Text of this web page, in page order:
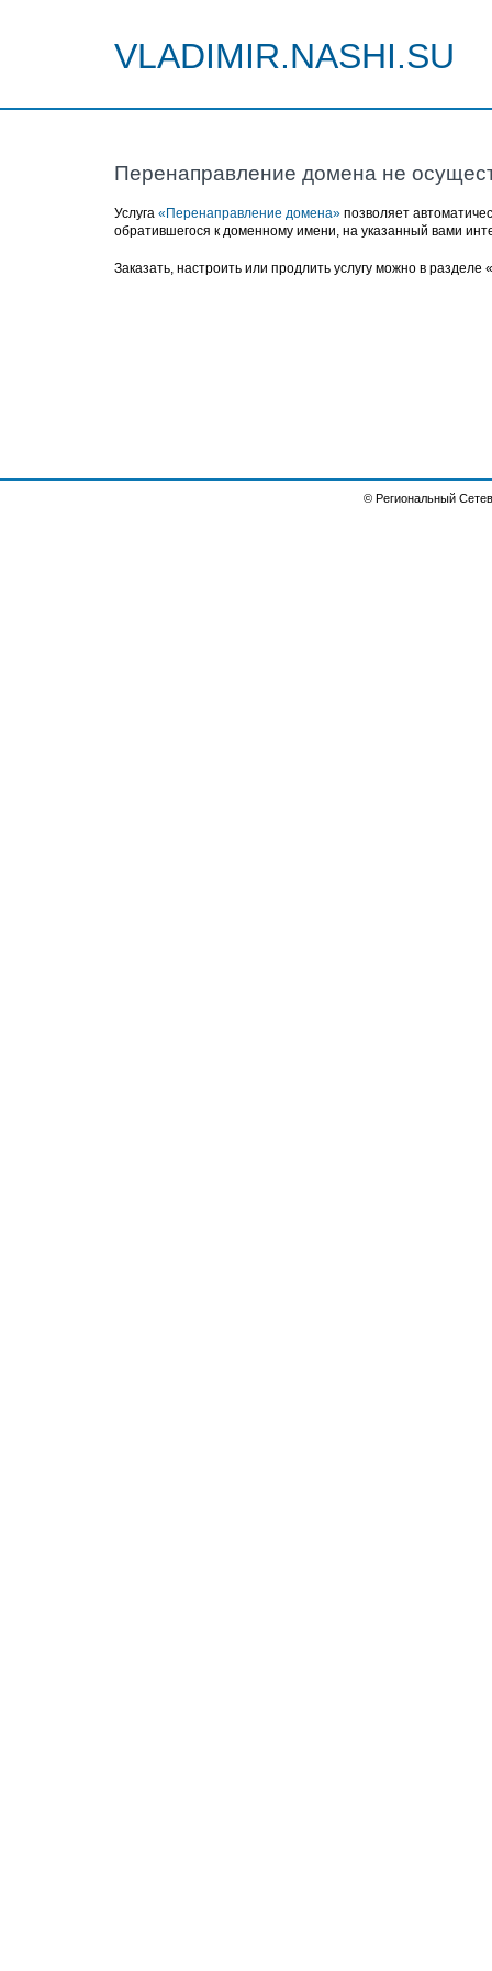
VLADIMIR.NASHI.SU
Перенаправление домена не
Услуга «Перенаправление домена» позволяет
обратившегося к доменному имени, на указанный вами
Заказать, настроить или продлить услугу можно в разделе
© Региональный